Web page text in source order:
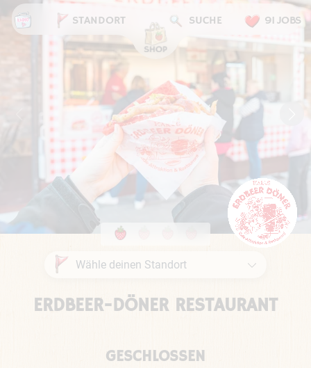
STANDORT SUCHE 91 JOBS
ERDBEER-DÖNER RESTAURANT
GESCHLOSSEN